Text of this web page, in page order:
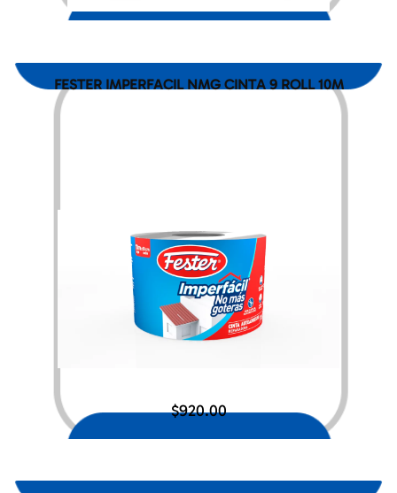
FESTER IMPERFACIL NMG CINTA 9 ROLL 10M
$920.00